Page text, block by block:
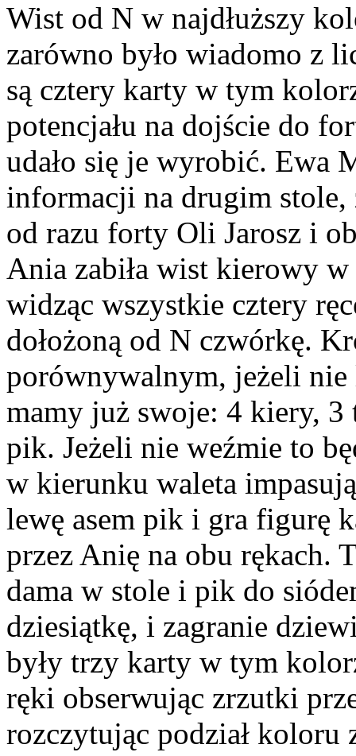
Wist od N w najdłuższy
zarówno było wiadomo z
są cztery karty w tym
potencjału na dojście do
udało się je wyrobić. Ewa
informacji na drugim stole,
od razu forty Oli Jarosz i
Ania zabiła wist kierowy
widząc wszystkie cztery
dołożoną od N czwórkę.
porównywalnym, jeżeli
mamy już swoje: 4 kiery, 3
pik. Jeżeli nie weźmie to
w kierunku waleta
lewę asem pik i gra figurę
przez Anię na obu rękach.
dama w stole i pik do
dziesiątkę, i zagranie
były trzy karty w tym
ręki obserwując zrzutki
rozczytując podział koloru